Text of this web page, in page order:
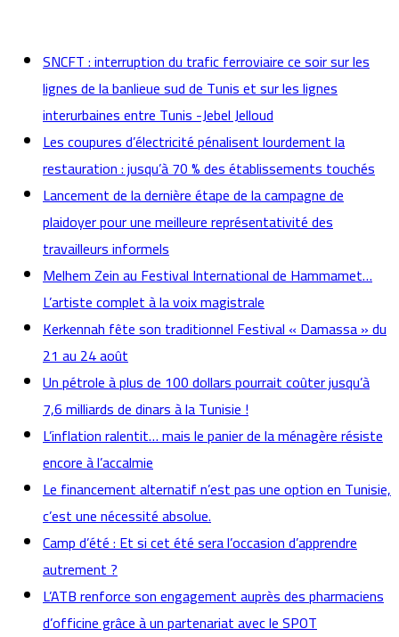
SNCFT : interruption du trafic ferroviaire ce soir sur les
lignes de la banlieue sud de Tunis et sur les lignes
interurbaines entre Tunis -Jebel Jelloud
Les coupures d’électricité pénalisent lourdement la
restauration : jusqu’à 70 % des établissements touchés
Lancement de la dernière étape de la campagne de
plaidoyer pour une meilleure représentativité des
travailleurs informels
Melhem Zein au Festival International de Hammamet…
L’artiste complet à la voix magistrale
Kerkennah fête son traditionnel Festival « Damassa » du
21 au 24 août
Un pétrole à plus de 100 dollars pourrait coûter jusqu’à
7,6 milliards de dinars à la Tunisie !
L’inflation ralentit… mais le panier de la ménagère résiste
encore à l’accalmie
Le financement alternatif n’est pas une option en Tunisie,
c’est une nécessité absolue.
Camp d’été : Et si cet été sera l’occasion d’apprendre
autrement ?
L’ATB renforce son engagement auprès des pharmaciens
d’officine grâce à un partenariat avec le SPOT